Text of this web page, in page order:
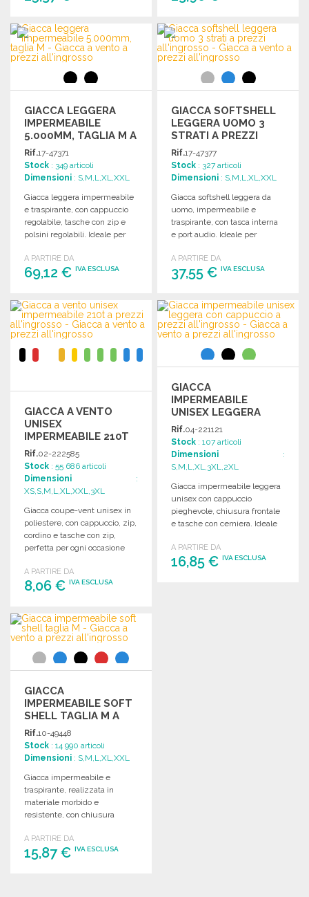
ORDINARE
Richiedi un preventivo
ORDINARE
Richiedi un preventivo
GIACCA LEGGERA
IMPERMEABILE
5.000MM, TAGLIA M A
PREZZI
ALL'INGROSSO
Rif.17-47371
Stock : 349 articoli
Dimensioni : S,M,L,XL,XXL
Giacca leggera impermeabile
e traspirante, con cappuccio
regolabile, tasche con zip e
polsini regolabili. Ideale per
A PARTIRE DA
69,12 € IVA ESCLUSA
ORDINARE
Richiedi un preventivo
GIACCA SOFTSHELL
LEGGERA UOMO 3
STRATI A PREZZI
ALL'INGROSSO
Rif.17-47377
Stock : 327 articoli
Dimensioni : S,M,L,XL,XXL
Giacca softshell leggera da
uomo, impermeabile e
traspirante, con tasca interna
e port audio. Ideale per
A PARTIRE DA
37,55 €IVA ESCLUSA
ORDINARE
Richiedi un preventivo
GIACCA A VENTO
UNISEX
IMPERMEABILE 210T
Rif.02-222585
Stock : 55 686 articoli
Dimensioni :
XS,S,M,L,XL,XXL,3XL
Giacca coupe-vent unisex in
poliestere, con cappuccio, zip,
cordino e tasche con zip,
perfetta per ogni occasione
A PARTIRE DA
8,06 € IVA ESCLUSA
ORDINARE
Richiedi un preventivo
GIACCA
IMPERMEABILE
UNISEX LEGGERA
CON CAPPUCCIO
Rif.04-221121
Stock : 107 articoli
Dimensioni :
S,M,L,XL,3XL,2XL
Giacca impermeabile leggera
unisex con cappuccio
pieghevole, chiusura frontale
e tasche con cerniera. Ideale
atmosferica.
A PARTIRE DA
16,85 €IVA ESCLUSA
GIACCA
IMPERMEABILE SOFT
SHELL TAGLIA M A
PREZZI
ALL'INGROSSO
Rif.10-49448
Stock : 14 990 articoli
Dimensioni : S,M,L,XL,XXL
Giacca impermeabile e
traspirante, realizzata in
materiale morbido e
resistente, con chiusura
Disponibile in varie taglie.
A PARTIRE DA
15,87 € IVA ESCLUSA